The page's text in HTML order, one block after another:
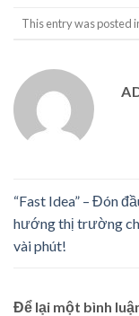
This entry was posted
“Fast Idea” – Đón
hướng thị trường
vài phút!
Để lại một bình